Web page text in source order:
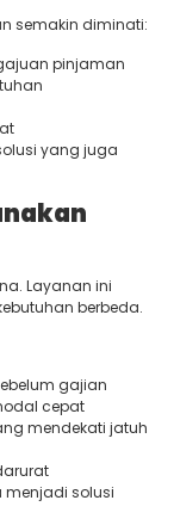
semakin diminati:
pinjaman
yang juga
Layanan ini
berbeda.
gajian
cepat
mendekati jatuh
menjadi solusi